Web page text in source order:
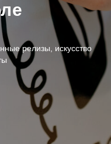
релизы, искусство